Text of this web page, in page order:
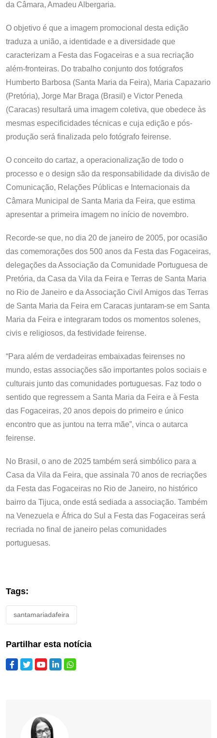
da Câmara, Amadeu Albergaria.
O objetivo é que a imagem promocional desta edição
traduza a união, a identidade e a diversidade que
caracterizam a Festa das Fogaceiras e a sua recriação
além-fronteiras. Do trabalho conjunto dos fotógrafos
Humberto Barbosa (Santa Maria da Feira), Maria Capazario
(Pretória), Jorge Mar Braga (Brasil) e Victor Peneda
(Caracas) resultará uma imagem coletiva, que obedece às
mesmas especificidades técnicas e cuja edição e pós-
produção será finalizada pelo fotógrafo feirense.
O conceito do cartaz, a operacionalização de todo o
processo e o design são da responsabilidade da divisão de
Comunicação, Relações Públicas e Internacionais da
Câmara Municipal de Santa Maria da Feira, que estima
apresentar a primeira imagem no início de novembro.
Recorde-se que, no dia 20 de janeiro de 2005, por ocasião
das comemorações dos 500 anos da Festa das Fogaceiras,
delegações da Associação da Comunidade Portuguesa de
Pretória, da Casa da Vila da Feira e Terras de Santa Maria
no Rio de Janeiro e da Associação Civil Amigos das Terras
de Santa Maria da Feira em Caracas juntaram-se em Santa
Maria da Feira e integraram todos os momentos solenes,
civis e religiosos, da festividade feirense.
“Para além de verdadeiras embaixadas feirenses no
mundo, estas associações são importantes polos sociais e
culturais junto das comunidades portuguesas. Faz todo o
sentido que regressem a Santa Maria da Feira e à Festa
das Fogaceiras, 20 anos depois do primeiro e único
encontro que as juntou na terra mãe”, vinca o autarca
feirense.
No Brasil, o ano de 2025 também será simbólico para a
Casa da Vila da Feira, que assinala 70 anos de recriações
da Festa das Fogaceiras no Rio de Janeiro, no histórico
bairro da Tijuca, onde está sediada a associação. Também
na Venezuela e África do Sul a Festa das Fogaceiras será
recriada no final de janeiro pelas comunidades
portuguesas.
Tags:
santamariadafeira
Partilhar esta notícia